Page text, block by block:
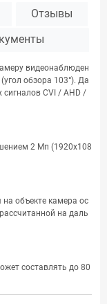
Отзывы
видеонаблюден
обзора 103°). Да
CVI / AHD /
2 Мп (1920х108
объекте камера ос
на даль
составлять до 80